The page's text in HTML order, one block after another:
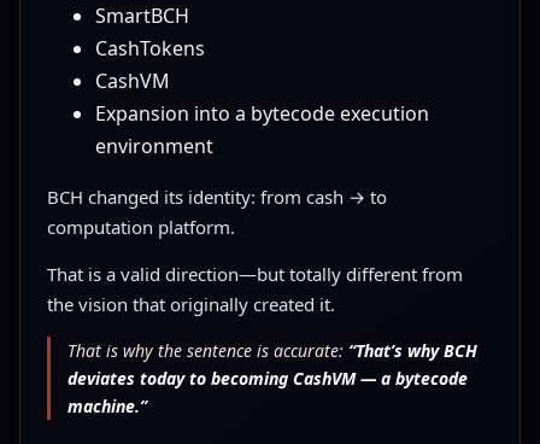
SmartBCH
CashTokens
CashVM
Expansion into a bytecode execution
environment
BCH changed its identity: from cash → to
computation platform.
That is a valid direction—but totally different from
the vision that originally created it.
That is why the sentence is accurate: “That’s why BCH
deviates today to becoming CashVM — a bytecode
machine.”